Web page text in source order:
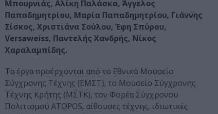
Μπουρνιάς, Αλίκη Παλάσκα, Άγγελος
Παπαδημητρίου, Μαρία Παπαδημητρίου, Γιάννης
Σίσκος, Χριστιάνα Σούλου, Έφη Σπύρου,
Versaweiss, Παντελής Χανδρής, Νίκος
Χαραλαμπίδης.
Τα έργα προέρχονται από το Εθνικό Μουσείο
Σύγχρονης Τέχνης (ΕΜΣΤ), το Μουσείο Σύγχρονης
Τέχνης Κρήτης (ΜΣΤΚ), τον Φορέα Σύγχρονου
Πολιτισμού ATOPOS, αίθουσες τέχνης, ιδιωτικές